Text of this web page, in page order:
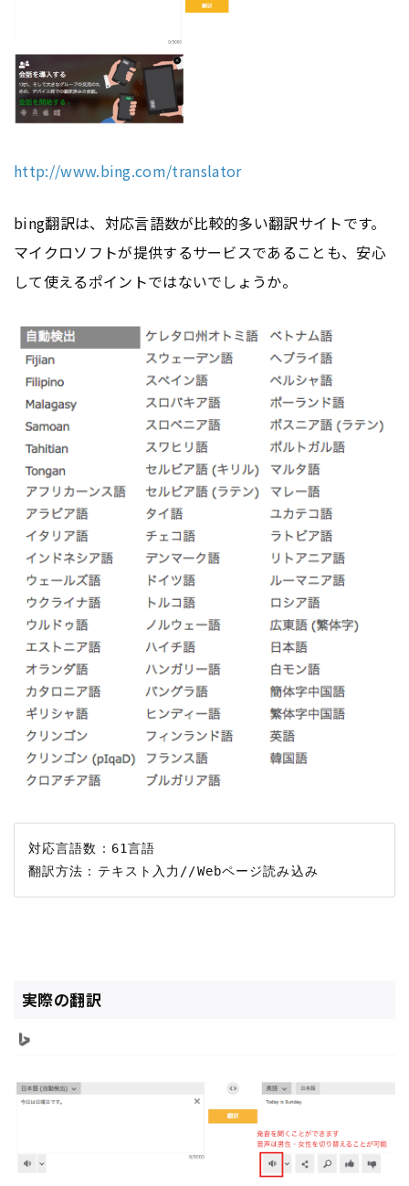
http://www.bing.com/translator
bing翻訳は、対応言語数が比較的多い翻訳サイトです。
マイクロソフトが提供するサービスであることも、安心
して使えるポイントではないでしょうか。
対応言語数：61言語
実際の翻訳